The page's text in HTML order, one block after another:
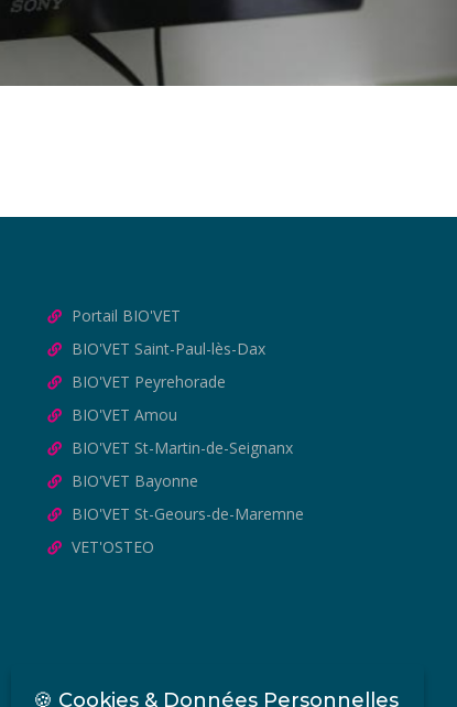
Portail BIO'VET
BIO'VET Saint-Paul-lès-Dax
BIO'VET Peyrehorade
BIO'VET Amou
BIO'VET St-Martin-de-Seignanx
BIO'VET Bayonne
BIO'VET St-Geours-de-Maremne
VET'OSTEO
🍪 Cookies & Données Personnelles